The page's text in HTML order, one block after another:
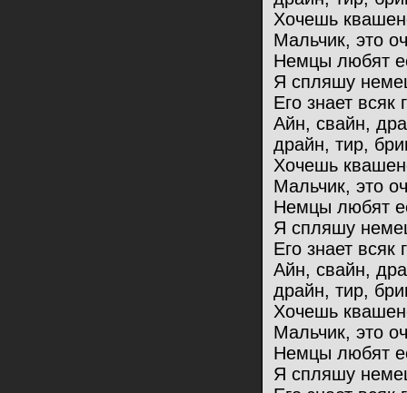
Хочешь
Мальчик, это
Немцы любят
Я спляшу
Его знает всяк
Айн, свайн,
драйн, тир,
Хочешь
Мальчик, это
Немцы любят
Я спляшу
Его знает всяк
Айн, свайн,
драйн, тир,
Хочешь
Мальчик, это
Немцы любят
Я спляшу